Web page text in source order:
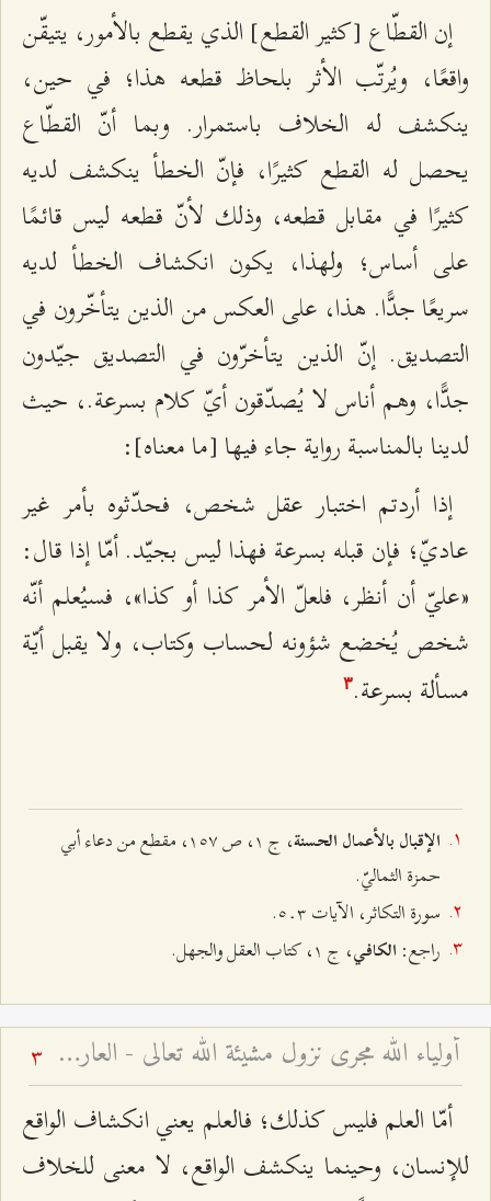
إن القطّاع [كثير القطع] الذي يقطع بالأمور، يتيقّن
واقعًا، ويُرتّب الأثر بلحاظ قطعه هذا؛ في حين،
ينكشف له الخلاف باستمرار. وبما أنّ القطّاع
يحصل له القطع كثيرًا، فإنّ الخطأ ينكشف لديه
كثيرًا في مقابل قطعه، وذلك لأنّ قطعه ليس قائمًا
على أساس؛ ولهذا، يكون انكشاف الخطأ لديه
سريعًا جدًّا. هذا، على العكس من الذين يتأخّرون في
التصديق. إنّ الذين يتأخرّون في التصديق جيّدون
جدًّا، وهم أناس لا يُصدّقون أيّ كلام بسرعة.، حيث
لدينا بالمناسبة رواية جاء فيها [ما معناه]:
إذا أردتم اختبار عقل شخص، فحدّثوه بأمر غير
عاديّ؛ فإن قبله بسرعة فهذا ليس بجيّد. أمّا إذا قال:
«عليّ أن أنظر، فلعلّ الأمر كذا أو كذا»، فسيُعلم أنّه
شخص يُخضع شؤونه لحساب وكتاب، ولا يقبل أيّة
مسألة بسرعة.٣
الإقبال بالأعمال الحسنة
، ج ۱، ص ۱٥۷، مقطع من دعاء أبي
حمزة الثماليّ.
سورة التكاثر، الآيات ٣ ـ ٥.
راجع: الكافي، ج ۱، كتاب العقل والجهل.
أولياء الله مجرى نزول مشيئة الله تعالى - العارف بين النظرتين التشريعيّة والتكوينيّة 3
أمّا العلم فليس كذلك؛ فالعلم يعني انكشاف الواقع
للإنسان، وحينما ينكشف الواقع، لا معنى للخلاف